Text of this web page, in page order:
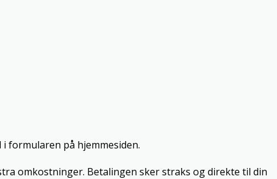
formularen på hjemmesiden.
omkostninger. Betalingen sker straks og direkte til din